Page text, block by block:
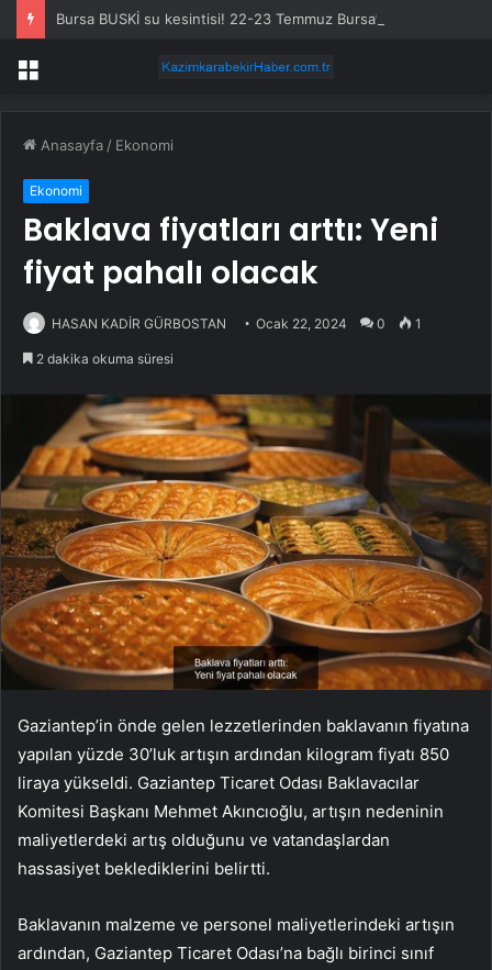
Menü
Anasayfa / Ekonomi
Ekonomi
Baklava fiyatları arttı: Yeni
fiyat pahalı olacak
HASAN KADİR GÜRBOSTAN Ocak 22, 2024 0 1
2 dakika okuma süresi
Gaziantep’in önde gelen lezzetlerinden baklavanın fiyatına
yapılan yüzde 30’luk artışın ardından kilogram fiyatı 850
liraya yükseldi. Gaziantep Ticaret Odası Baklavacılar
Komitesi Başkanı Mehmet Akıncıoğlu, artışın nedeninin
maliyetlerdeki artış olduğunu ve vatandaşlardan
hassasiyet beklediklerini belirtti.
Baklavanın malzeme ve personel maliyetlerindeki artışın
ardından, Gaziantep Ticaret Odası’na bağlı birinci sınıf